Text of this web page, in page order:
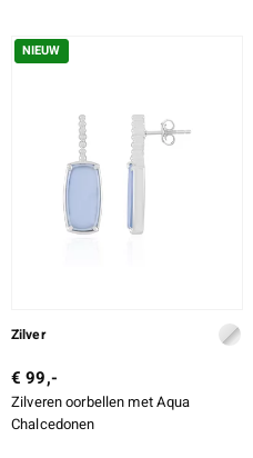
NIEUW
Zilver
€ 99,-
Zilveren oorbellen met Aqua
Chalcedonen